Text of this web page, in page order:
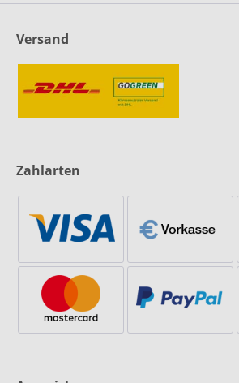
Versand
Zahlarten